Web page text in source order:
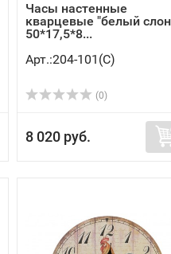
Часы настенные
кварцевые "белый
50*17,5*8...
Арт.:204-101(C)
(0)
8 020 руб.